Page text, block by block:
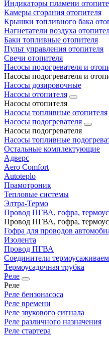
Индикаторы пламени
Камеры сгорания отопителя
Крышки топливного бака
Нагнетатели воздуха
Баки топливные отопителя
Пульт управления отопителя
Свечи отопителя
Насосы подогревателя и
Насосы подогревателя и
Насосы дозировочные
Насосы отопителя
Насосы отопителя
Насосы топливные отопителя
Насосы подогревателя
Насосы подогревателя
Насосы топливные
Остальные комплектующие
Адверс
Aero Comfort
Autoteplo
Прамотроник
Тепловые системы
Элтра-Термо
Провод ПГВА, гофра,
Провод ПГВА, гофра,
Гофра для проводов
Изолента
Провод ПГВА
Соединители
Термоусадочная трубка
Реле
Реле
Реле бензонасоса
Реле времени
Реле звукового сигнала
Реле различного назначения
Реле стартера